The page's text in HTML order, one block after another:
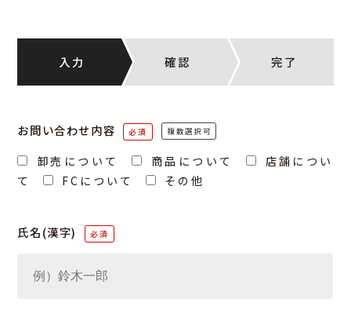
入力 確認 完了
お問い合わせ内容
卸売について 商品について
店舗につい
て
FCについて その他
氏名(漢字)